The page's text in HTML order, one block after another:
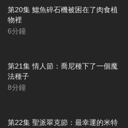
第20集 鱷魚碎石機被困在了肉食植
物裡
6分鐘
第21集 情人節：喬尼種下了一個魔
法種子
8分鐘
第22集 聖派翠克節：最幸運的米特